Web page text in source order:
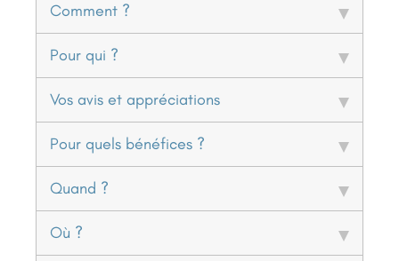
Comment ?
Pour qui ?
Vos avis et appréciations
Pour quels bénéfices ?
Quand ?
Où ?